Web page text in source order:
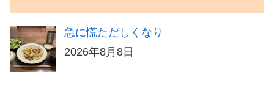
急に慌ただしくなり
2026年8月8日